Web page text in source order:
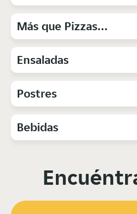
Más que Pizzas...
Ensaladas
Postres
Bebidas